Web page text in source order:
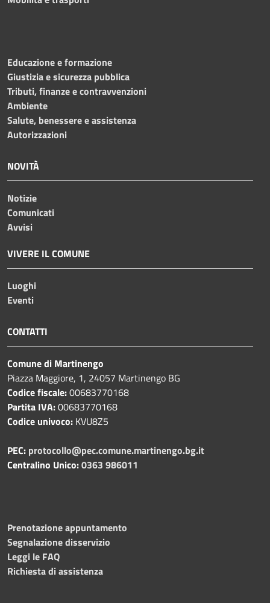
Educazione e formazione
Giustizia e sicurezza pubblica
Tributi, finanze e contravvenzioni
Ambiente
Salute, benessere e assistenza
Autorizzazioni
NOVITÀ
Notizie
Comunicati
Avvisi
VIVERE IL COMUNE
Luoghi
Eventi
CONTATTI
Comune di Martinengo
Piazza Maggiore, 1, 24057 Martinengo BG
Codice fiscale:00683770168
Partita IVA:00683770168
Codice univoco: KVU8Z5
PEC: protocollo@pec.comune.martinengo.bg.it
Centralino Unico:0363 986011
Prenotazione appuntamento
Segnalazione disservizio
Leggi le FAQ
Richiesta di assistenza